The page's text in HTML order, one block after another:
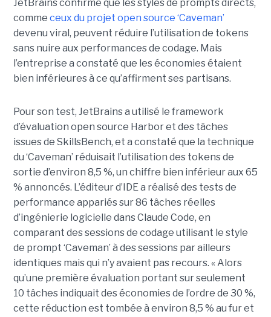
JetBrains confirme que les styles de prompts directs,
comme ceux du projet open source ‘Caveman’
devenu viral, peuvent réduire l’utilisation de tokens
sans nuire aux performances de codage. Mais
l’entreprise a constaté que les économies étaient
bien inférieures à ce qu’affirment ses partisans.
Pour son test, JetBrains a utilisé le framework
d’évaluation open source Harbor et des tâches
issues de SkillsBench, et a constaté que la technique
du ‘Caveman’ réduisait l’utilisation des tokens de
sortie d’environ 8,5 %, un chiffre bien inférieur aux 65
% annoncés. L’éditeur d’IDE a réalisé des tests de
performance appariés sur 86 tâches réelles
d’ingénierie logicielle dans Claude Code, en
comparant des sessions de codage utilisant le style
de prompt ‘Caveman’ à des sessions par ailleurs
identiques mais qui n’y avaient pas recours. « Alors
qu’une première évaluation portant sur seulement
10 tâches indiquait des économies de l’ordre de 30 %,
cette réduction est tombée à environ 8,5 % au fur et